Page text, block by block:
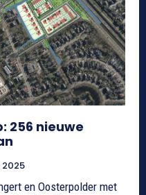
256 nieuwe
2025
en Oosterpolder met